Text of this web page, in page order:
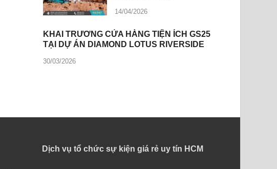
14/04/2026
KHAI TRƯƠNG CỬA HÀNG TIỆN ÍCH GS25
TẠI DỰ ÁN DIAMOND LOTUS RIVERSIDE
30/03/2026
Dịch vụ tổ chức sự kiện giá rẻ uy tín HCM